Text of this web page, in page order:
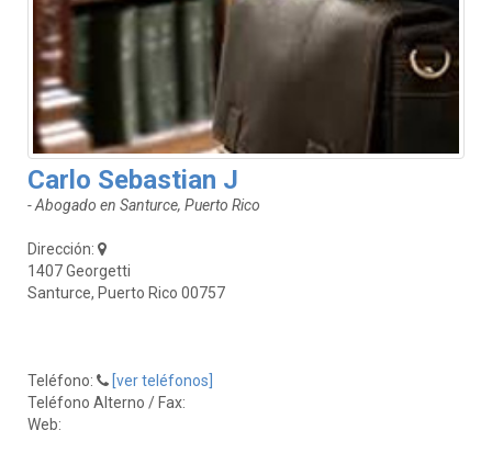
Carlo Sebastian J
- Abogado en Santurce, Puerto Rico
Dirección:
1407 Georgetti
Santurce, Puerto Rico 00757
Teléfono:
[ver teléfonos]
Teléfono Alterno / Fax:
Web: